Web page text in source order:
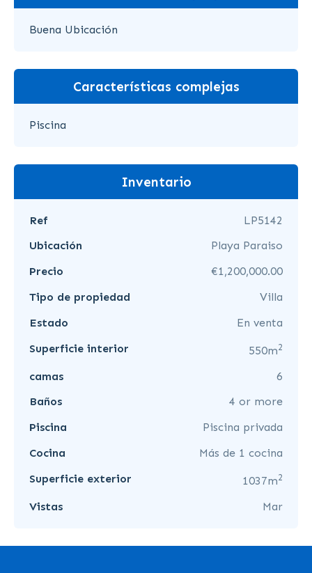
Buena Ubicación
Características complejas
Piscina
Inventario
Ref
LP5142
Ubicación
Playa Paraiso
Precio
€1,200,000.00
Tipo de propiedad
Villa
Estado
En venta
Superficie interior
550m2
camas
6
Baños
4 or more
Piscina
Piscina privada
Cocina
Más de 1 cocina
Superficie exterior
1037m2
Vistas Mar